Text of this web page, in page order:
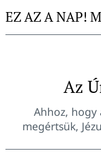
toEZ AZ A NAP!
Az
Ahhoz, hogy
megértsük,